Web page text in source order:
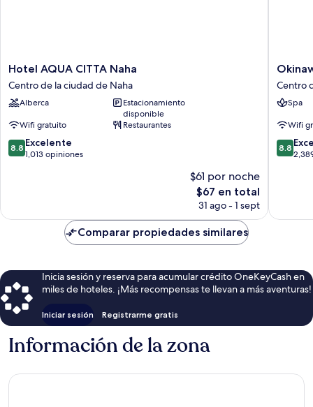
Hotel
AQUA
CITTA
Naha
de
la
ciudad
Hotel AQUA CITTA Naha
Centro de la ciudad de Naha
Alberca
Estacionamiento
disponible
Wifi gratuito
Restaurantes
8.8
de
8.8 Excelente
1,013 opiniones
$61 por noche
El
precio
es
$67 en total
31 ago - 1 sept
NaHaNa
Hotel
&
Centro
de
la
Centro
Spa
Wifi
8.8
de
8.8
Comparar propiedades similares
Inicia sesión y reserva para acumular crédito OneKeyCash en
miles de hoteles. ¡Más recompensas te llevan a más aventuras!
Iniciar sesión Registrarme gratis
Información de la zona